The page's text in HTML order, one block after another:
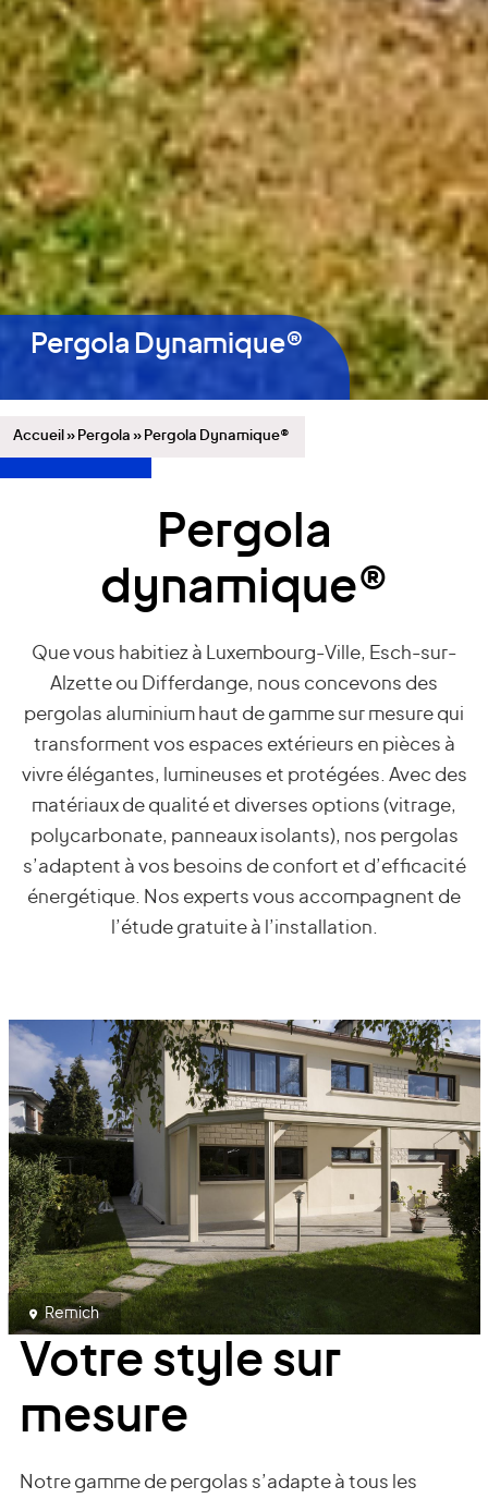
Pergola Dynamique®
Accueil » Pergola » Pergola Dynamique®
Pergola
dynamique®
Que vous habitiez à Luxembourg-Ville, Esch-sur-
Alzette ou Differdange, nous concevons des
pergolas aluminium haut de gamme sur mesure qui
transforment vos espaces extérieurs en pièces à
vivre élégantes, lumineuses et protégées. Avec des
matériaux de qualité et diverses options (vitrage,
polycarbonate, panneaux isolants), nos pergolas
s’adaptent à vos besoins de confort et d’efficacité
énergétique. Nos experts vous accompagnent de
l’étude gratuite à l’installation.
Votre style sur
mesure
Notre gamme de pergolas s’adapte à tous les
Remich